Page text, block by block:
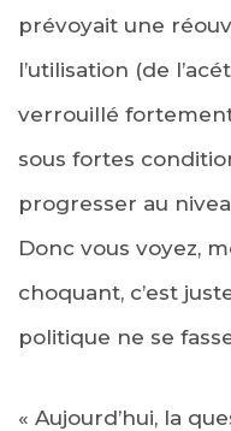
prévoyait une
l’utilisation (de
verrouillé
sous fortes
progresser au
Donc vous voyez,
choquant, c’est
politique ne se
« Aujourd’hui, la